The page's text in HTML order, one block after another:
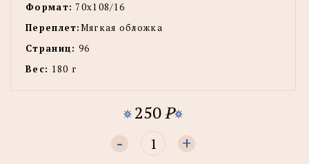
Формат: 70х108/16
Переплет:Мягкая обложка
Страниц: 96
Вес: 180 г
250P
- +